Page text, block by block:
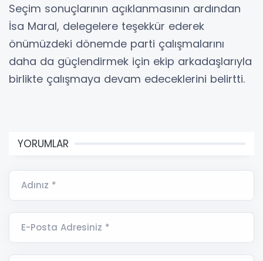
Seçim sonuçlarının açıklanmasının ardından
İsa Maral, delegelere teşekkür ederek
önümüzdeki dönemde parti çalışmalarını
daha da güçlendirmek için ekip arkadaşlarıyla
birlikte çalışmaya devam edeceklerini belirtti.
YORUMLAR
Adınız *
E-Posta Adresiniz *